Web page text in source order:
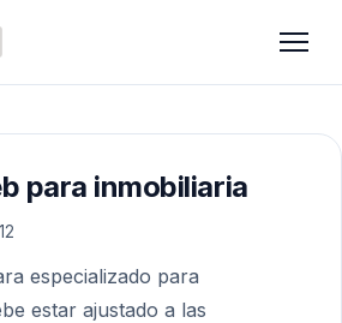
para inmobiliaria
especializado para
estar ajustado a las